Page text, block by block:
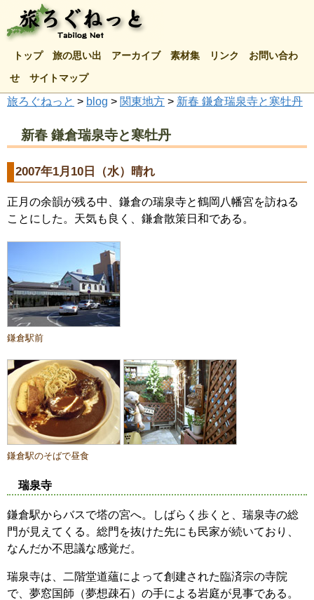
トップ 旅の思い出 アーカイブ 素材集 リンク お問い合わ
せ サイトマップ
旅ろぐねっと > blog > 関東地方 > 新春 鎌倉瑞泉寺と寒牡丹
新春 鎌倉瑞泉寺と寒牡丹
2007年1月10日（水）晴れ
正月の余韻が残る中、鎌倉の瑞泉寺と鶴岡八幡宮を訪ねる
ことにした。天気も良く、鎌倉散策日和である。
鎌倉駅前
鎌倉駅のそばで昼食
瑞泉寺
鎌倉駅からバスで塔の宮へ。しばらく歩くと、瑞泉寺の総
門が見えてくる。総門を抜けた先にも民家が続いており、
なんだか不思議な感覚だ。
瑞泉寺は、二階堂道蘊によって創建された臨済宗の寺院
で、夢窓国師（夢想疎石）の手による岩庭が見事である。